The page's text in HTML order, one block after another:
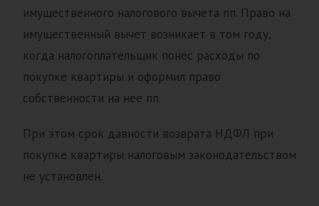
имущественного налогового вычета пп. Право на
имущественный вычет возникает в том году,
когда налогоплательщик понес расходы по
покупке квартиры и оформил право
собственности на нее пп.
При этом срок давности возврата НДФЛ при
покупке квартиры налоговым законодательством
не установлен.